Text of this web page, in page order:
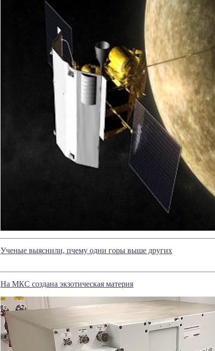
Ученые выяснили, пчему одни горы выше других
На МКС создана экзотическая материя